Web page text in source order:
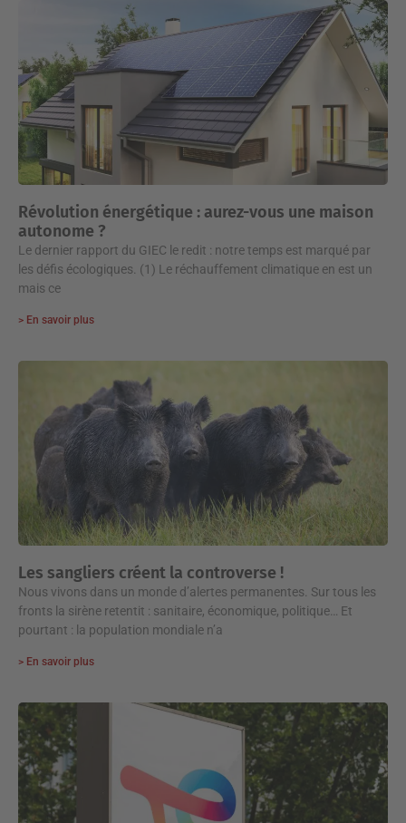
Révolution énergétique : aurez-vous une maison
autonome ?
Le dernier rapport du GIEC le redit : notre temps est marqué par
les défis écologiques. (1) Le réchauffement climatique en est un
mais ce
> En savoir plus
Les sangliers créent la controverse !
Nous vivons dans un monde d’alertes permanentes. Sur tous les
fronts la sirène retentit : sanitaire, économique, politique… Et
pourtant : la population mondiale n’a
> En savoir plus